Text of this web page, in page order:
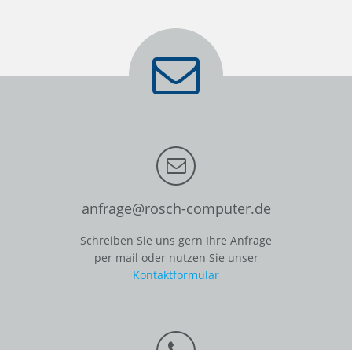
anfrage@rosch-computer.de
Schreiben Sie uns gern Ihre Anfrage
per mail oder nutzen Sie unser
Kontaktformular